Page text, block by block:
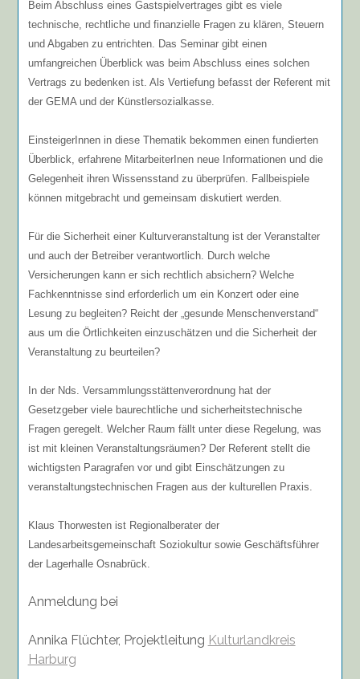
Beim Abschluss eines Gastspielvertrages gibt es viele
technische, rechtliche und finanzielle Fragen zu klären, Steuern
und Abgaben zu entrichten. Das Seminar gibt einen
umfangreichen Überblick was beim Abschluss eines solchen
Vertrags zu bedenken ist. Als Vertiefung befasst der Referent mit
der GEMA und der Künstlersozialkasse.
EinsteigerInnen in diese Thematik bekommen einen fundierten
Überblick, erfahrene MitarbeiterInen neue Informationen und die
Gelegenheit ihren Wissensstand zu überprüfen. Fallbeispiele
können mitgebracht und gemeinsam diskutiert werden.
Für die Sicherheit einer Kulturveranstaltung ist der Veranstalter
und auch der Betreiber verantwortlich. Durch welche
Versicherungen kann er sich rechtlich absichern? Welche
Fachkenntnisse sind erforderlich um ein Konzert oder eine
Lesung zu begleiten? Reicht der „gesunde Menschenverstand“
aus um die Örtlichkeiten einzuschätzen und die Sicherheit der
Veranstaltung zu beurteilen?
In der Nds. Versammlungsstättenverordnung hat der
Gesetzgeber viele baurechtliche und sicherheitstechnische
Fragen geregelt. Welcher Raum fällt unter diese Regelung, was
ist mit kleinen Veranstaltungsräumen? Der Referent stellt die
wichtigsten Paragrafen vor und gibt Einschätzungen zu
veranstaltungstechnischen Fragen aus der kulturellen Praxis.
Klaus Thorwesten ist Regionalberater der
Landesarbeitsgemeinschaft Soziokultur sowie Geschäftsführer
der Lagerhalle Osnabrück.
Anmeldung bei
Annika Flüchter, Projektleitung Kulturlandkreis
Harburg